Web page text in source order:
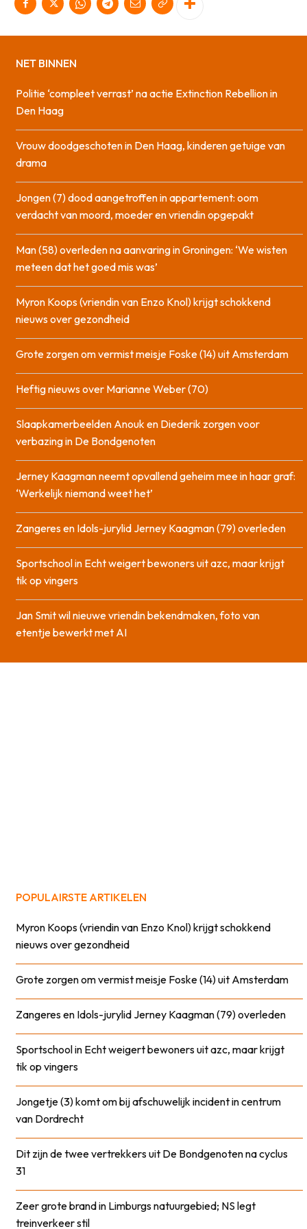
NET BINNEN
Politie ‘compleet verrast’ na actie Extinction Rebellion in
Den Haag
Vrouw doodgeschoten in Den Haag, kinderen getuige van
drama
Jongen (7) dood aangetroffen in appartement: oom
verdacht van moord, moeder en vriendin opgepakt
Man (58) overleden na aanvaring in Groningen: ‘We wisten
meteen dat het goed mis was’
Myron Koops (vriendin van Enzo Knol) krijgt schokkend
nieuws over gezondheid
Grote zorgen om vermist meisje Foske (14) uit Amsterdam
Heftig nieuws over Marianne Weber (70)
Slaapkamerbeelden Anouk en Diederik zorgen voor
verbazing in De Bondgenoten
Jerney Kaagman neemt opvallend geheim mee in haar graf:
‘Werkelijk niemand weet het’
Zangeres en Idols-jurylid Jerney Kaagman (79) overleden
Sportschool in Echt weigert bewoners uit azc, maar krijgt
tik op vingers
Jan Smit wil nieuwe vriendin bekendmaken, foto van
etentje bewerkt met AI
POPULAIRSTE ARTIKELEN
Myron Koops (vriendin van Enzo Knol) krijgt schokkend
nieuws over gezondheid
Grote zorgen om vermist meisje Foske (14) uit Amsterdam
Zangeres en Idols-jurylid Jerney Kaagman (79) overleden
Sportschool in Echt weigert bewoners uit azc, maar krijgt
tik op vingers
Jongetje (3) komt om bij afschuwelijk incident in centrum
van Dordrecht
Dit zijn de twee vertrekkers uit De Bondgenoten na cyclus
31
Zeer grote brand in Limburgs natuurgebied; NS legt
treinverkeer stil